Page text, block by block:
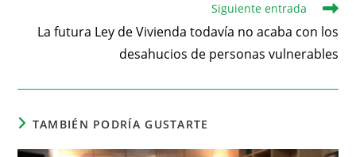
Siguiente entrada
La futura Ley de Vivienda todavía no acaba con los
desahucios de personas vulnerables
TAMBIÉN PODRÍA GUSTARTE